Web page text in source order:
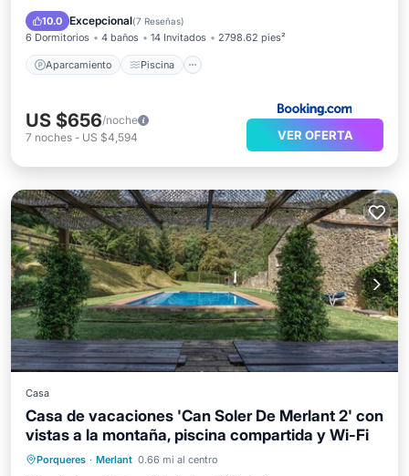
10.0 Excepcional(7 Reseñas)
6 Dormitorios 4 baños 14 Invitados 2798.62 pies²
Aparcamiento Piscina
Internet
US $656/noche
7 noches - US $4,594 VER OFERTA
Casa
Casa de vacaciones 'Can Soler De Merlant 2' con
vistas a la montaña, piscina compartida y Wi-Fi
Porqueres · Merlant 0.66 mi al centro
Frente al mar Aparcamiento
Piscina
Vista al mar